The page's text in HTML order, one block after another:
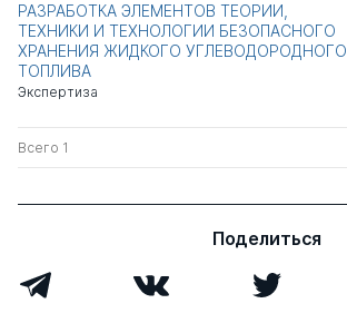
РАЗРАБОТКА ЭЛЕМЕНТОВ ТЕОРИИ,
ТЕХНИКИ И ТЕХНОЛОГИИ БЕЗОПАСНОГО
ХРАНЕНИЯ ЖИДКОГО УГЛЕВОДОРОДНОГО
ТОПЛИВА
Экспертиза
Всего 1
Поделиться